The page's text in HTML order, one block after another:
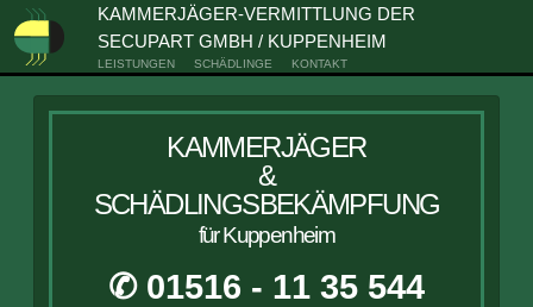
KAMMERJÄGER-VERMITTLUNG DER
SECUPART GMBH / KUPPENHEIM
LEISTUNGEN SCHÄDLINGE KONTAKT
KAMMERJÄGER
&
SCHÄDLINGSBEKÄMPFUNG
für Kuppenheim
✆ 01516 - 11 35 544